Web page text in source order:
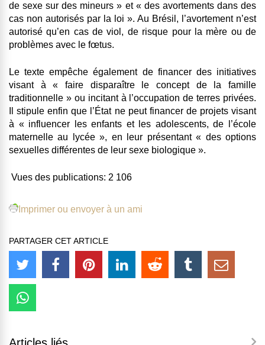
de sexe sur des mineurs » et « des avortements dans des
cas non autorisés par la loi ». Au Brésil, l’avortement n’est
autorisé qu’en cas de viol, de risque pour la mère ou de
problèmes avec le fœtus.
Le texte empêche également de financer des initiatives
visant à « faire disparaître le concept de la famille
traditionnelle » ou incitant à l’occupation de terres privées.
Il stipule enfin que l’État ne peut financer de projets visant
à « influencer les enfants et les adolescents, de l’école
maternelle au lycée », en leur présentant « des options
sexuelles différentes de leur sexe biologique ».
Vues des publications: 2 106
Imprimer ou envoyer à un ami
PARTAGER CET ARTICLE